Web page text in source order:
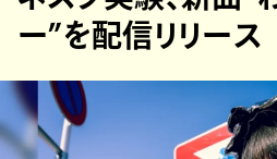
ー”を配信リリース